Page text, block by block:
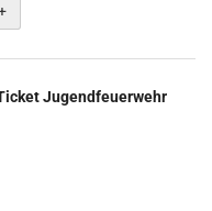
Jugendfeuerwehr